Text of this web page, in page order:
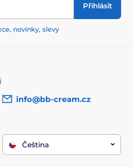
Přihlásit
novinky, slevy
info@bb-cream.cz
Čeština